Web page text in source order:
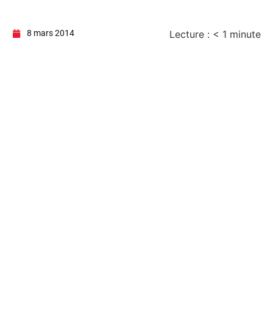
8 mars 2014 Lecture : < 1 minute